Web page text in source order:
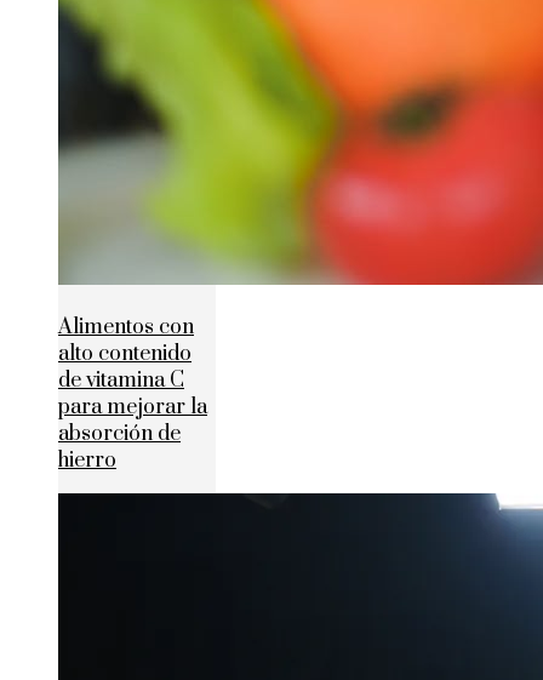
Alimentos con
alto contenido
de vitamina C
para mejorar la
absorción de
hierro